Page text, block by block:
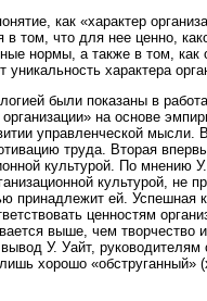
как «характер
в том, что для нее ценно,
нормы, а также в том, как
характера
были показаны в
на основе
управленческой мысли.
труда. Вторая
культурой. По мнению
культурой, не
принадлежит ей. Успешная
ценностям
выше, чем творчество
У. Уайт, руководителям
хорошо «обструганный»